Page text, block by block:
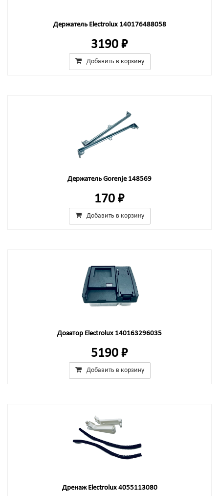
Держатель Electrolux 140176488058
3190 ₽
Добавить в корзину
Держатель Gorenje 148569
170 ₽
Добавить в корзину
Дозатор Electrolux 140163296035
5190 ₽
Добавить в корзину
Дренаж Electrolux 4055113080